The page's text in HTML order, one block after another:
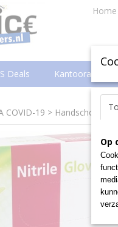
Home
Deals Kantoorartikelen
COVID-19 > Handschoenen
Op